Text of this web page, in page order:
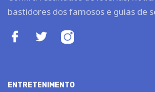
bastidores dos famosos e guias de
ENTRETENIMENTO